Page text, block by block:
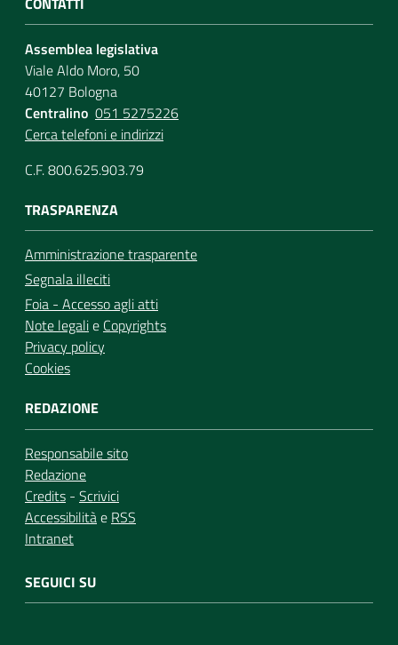
Assemblea legislativa
Viale Aldo Moro, 50
40127 Bologna
Centralino 051 5275226
Cerca telefoni e indirizzi
C.F. 800.625.903.79
TRASPARENZA
Amministrazione trasparente
Segnala illeciti
Foia - Accesso agli atti
Note legalie Copyrights
Privacy policy
Cookies
REDAZIONE
Responsabile sito
Redazione
Credits - Scrivici
Accessibilitàe RSS
Intranet
SEGUICI SU